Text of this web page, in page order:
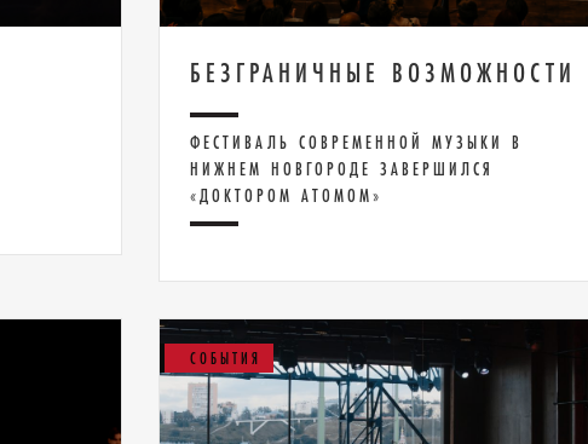
БЕЗГРАНИЧНЫЕ ВОЗМОЖНОСТИ
ФЕСТИВАЛЬ СОВРЕМЕННОЙ МУЗЫКИ В
НИЖНЕМ НОВГОРОДЕ ЗАВЕРШИЛСЯ
«ДОКТОРОМ АТОМОМ»
СОБЫТИЯ